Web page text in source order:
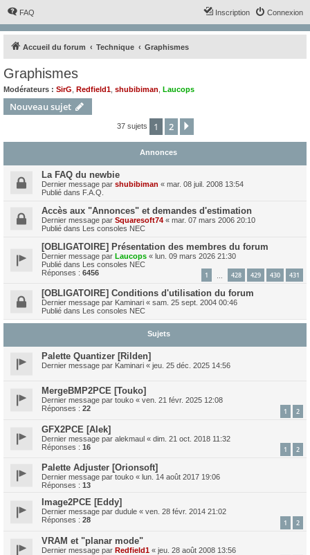
FAQ Connexion
Inscription
Accueil du forum Technique Graphismes
Graphismes
Modérateurs : SirG Redfield1 shubibiman Laucops
Nouveau sujet
37 sujets 1 2
Annonces
La FAQ du newbie
Dernier message par shubibiman « mar. 08 juil. 2008 13:54
Publié dans F.A.Q.
Accès aux "Annonces" et demandes d'estimation
Dernier message par Squaresoft74 « mar. 07 mars 2006 20:10
Publié dans Les consoles NEC
[OBLIGATOIRE] Présentation des membres du forum
Dernier message par Laucops « lun. 09 mars 2026 21:30
Publié dans Les consoles NEC
Réponses : 6456 1 428 429 430 431
[OBLIGATOIRE] Conditions d'utilisation du forum
Dernier message par Kaminari « sam. 25 sept. 2004 00:46
Publié dans Les consoles NEC
Sujets
Palette Quantizer [Rilden]
Dernier message par Kaminari « jeu. 25 déc. 2025 14:56
MergeBMP2PCE [Touko]
Dernier message par touko « ven. 21 févr. 2025 12:08
Réponses : 22 1 2
GFX2PCE [Alek]
Dernier message par alekmaul « dim. 21 oct. 2018 11:32
Réponses : 16 1 2
Palette Adjuster [Orionsoft]
Dernier message par touko « lun. 14 août 2017 19:06
Réponses : 13
Image2PCE [Eddy]
Dernier message par dudule « ven. 28 févr. 2014 21:02
Réponses : 28 1 2
VRAM et "planar mode"
Dernier message par Redfield1 « jeu. 28 août 2008 13:56